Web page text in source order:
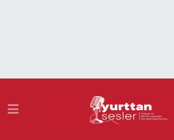
Namaz Vakitleri